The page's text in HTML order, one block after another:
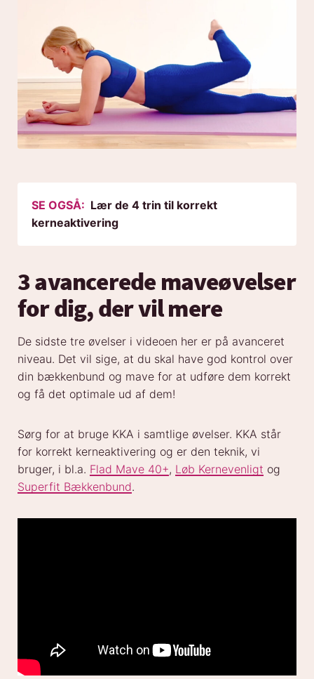
SE OGSÅ: Lær de 4 trin til korrekt
kerneaktivering
3 avancerede maveøvelser
for dig, der vil mere
De sidste tre øvelser i videoen her er på avanceret
niveau. Det vil sige, at du skal have god kontrol over
din bækkenbund og mave for at udføre dem korrekt
og få det optimale ud af dem!
Sørg for at bruge KKA i samtlige øvelser. KKA står
for korrekt kerneaktivering og er den teknik, vi
bruger, i bl.a. Flad Mave 40+, Løb Kernevenligt og
Superfit Bækkenbund.